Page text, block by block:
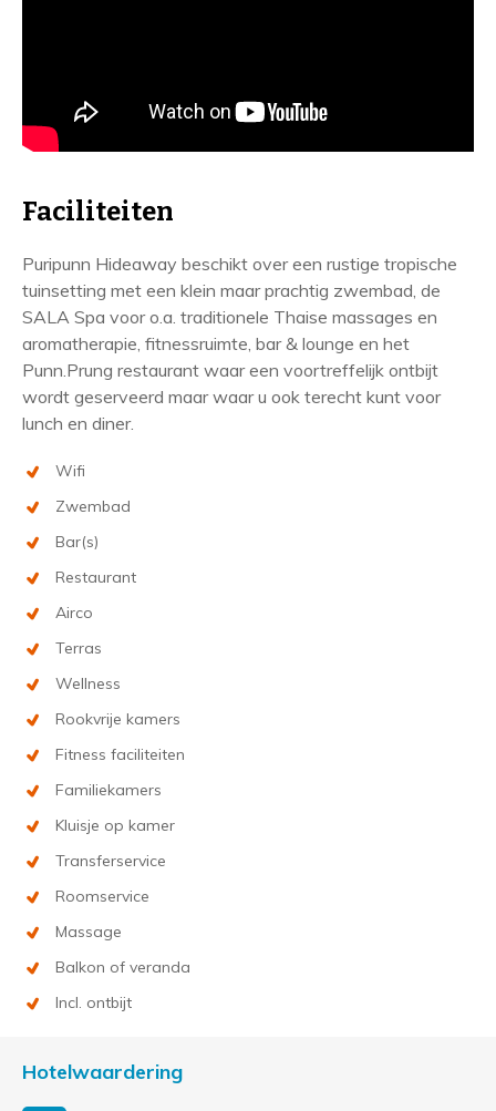
Faciliteiten
Puripunn Hideaway beschikt over een rustige tropische
tuinsetting met een klein maar prachtig zwembad, de
SALA Spa voor o.a. traditionele Thaise massages en
aromatherapie, fitnessruimte, bar & lounge en het
Punn.Prung restaurant waar een voortreffelijk ontbijt
wordt geserveerd maar waar u ook terecht kunt voor
lunch en diner.
Wifi
Zwembad
Bar(s)
Restaurant
Airco
Terras
Wellness
Rookvrije kamers
Fitness faciliteiten
Familiekamers
Kluisje op kamer
Transferservice
Roomservice
Massage
Balkon of veranda
Incl. ontbijt
Hotelwaardering